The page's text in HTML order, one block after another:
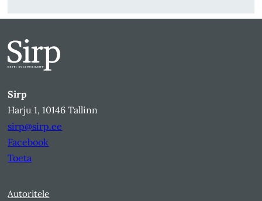
Sirp
Harju 1, 10146 Tallinn
sirp@sirp.ee
Facebook
Toeta
Autoritele